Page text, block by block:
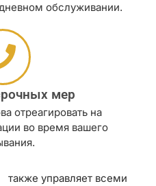
обслуживании.
мер
отреагировать на
во время вашего